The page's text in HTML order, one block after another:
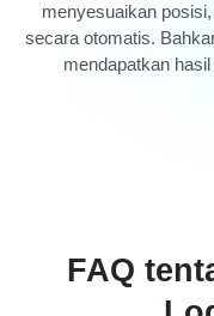
menyesuaikan
secara otomatis.
mendapatkan
FAQ